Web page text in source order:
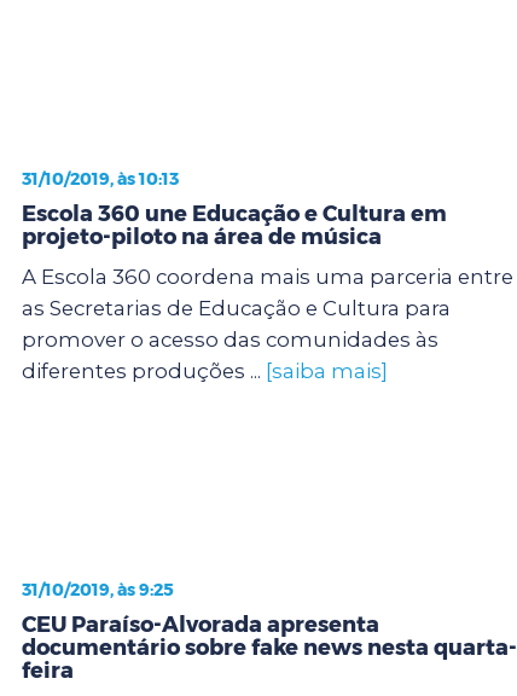
31/10/2019, às 10:13
Escola 360 une Educação e Cultura em
projeto-piloto na área de música
A Escola 360 coordena mais uma parceria entre
as Secretarias de Educação e Cultura para
promover o acesso das comunidades às
diferentes produções ... [saiba mais]
31/10/2019, às 9:25
CEU Paraíso-Alvorada apresenta
documentário sobre fake news nesta quarta-
feira